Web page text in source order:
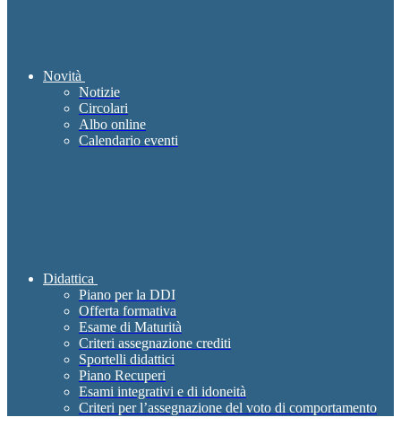
Novità
Notizie
Circolari
Albo online
Calendario eventi
Didattica
Piano per la DDI
Offerta formativa
Esame di Maturità
Criteri assegnazione crediti
Sportelli didattici
Piano Recuperi
Esami integrativi e di idoneità
Criteri per l’assegnazione del voto di comportamento